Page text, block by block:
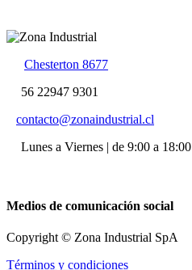
Chesterton 8677
56 22947 9301
contacto@zonaindustrial.cl
Lunes a Viernes | de 9:00 a 18:00
Medios de comunicación social
Copyright © Zona Industrial SpA
Términos y condiciones